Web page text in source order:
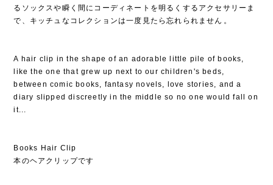
るソックスや瞬く間にコーディネートを明るくするアクセサリーま
で、キッチュなコレクションは一度見たら忘れられません⁡。
A hair clip in the shape of an adorable little pile of books,
like the one that grew up next to our children's beds,
between comic books, fantasy novels, love stories, and a
diary slipped discreetly in the middle so no one would fall on
it...
Books Hair Clip
本のヘアクリップです